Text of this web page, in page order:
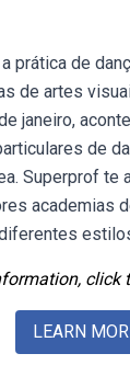
prática de
de artes
janeiro,
de
Superprof
academias
click
LEARN